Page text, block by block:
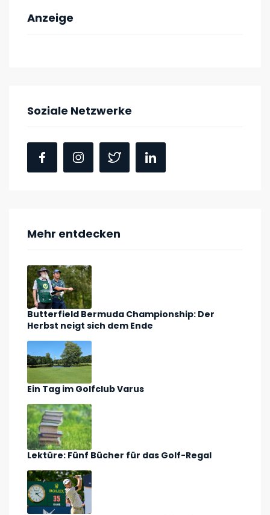
Anzeige
Soziale Netzwerke
Mehr entdecken
Butterfield Bermuda Championship: Der
Herbst neigt sich dem Ende
Ein Tag im Golfclub Varus
Lektüre: Fünf Bücher für das Golf-Regal